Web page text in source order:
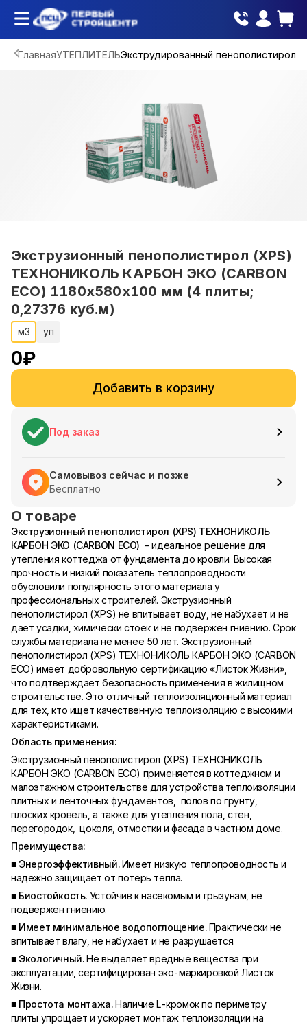
ГлавнаяУТЕПЛИТЕЛЬЭкструдированный пенополистирол
Экструзионный пенополистирол (XPS)
ТЕХНОНИКОЛЬ КАРБОН ЭКО (CARBON
ЕСО) 1180х580х100 мм (4 плиты;
0,27376 куб.м)
м3 уп
0₽
Добавить в корзину
Под заказ
Самовывоз сейчас и позже
Бесплатно
О товаре
Экструзионный пенополистирол (XPS) ТЕХНОНИКОЛЬ
КАРБОН ЭКО (CARBON ECO) – идеальное решение для
утепления коттеджа от фундамента до кровли. Высокая
прочность и низкий показатель теплопроводности
обусловили популярность этого материала у
профессиональных строителей. Экструзионный
пенополистирол (XPS) не впитывает воду, не набухает и не
дает усадки, химически стоек и не подвержен гниению. Срок
службы материала не менее 50 лет. Экструзионный
пенополистирол (XPS) ТЕХНОНИКОЛЬ КАРБОН ЭКО (CARBON
ECO) имеет добровольную сертификацию «Листок Жизни»,
что подтверждает безопасность применения в жилищном
строительстве. Это отличный теплоизоляционный материал
для тех, кто ищет качественную теплоизоляцию с высокими
характеристиками.
Область применения:
Экструзионный пенополистирол (XPS) ТЕХНОНИКОЛЬ
КАРБОН ЭКО (CARBON ECO) применяется в коттеджном и
малоэтажном строительстве для устройства теплоизоляции
плитных и ленточных фундаментов, полов по грунту,
плоских кровель, а также для утепления пола, стен,
перегородок, цоколя, отмостки и фасада в частном доме.
Преимущества:
■ Энергоэффективный.Имеет низкую теплопроводность и
надежно защищает от потерь тепла.
■ Биостойкость. Устойчив к насекомым и грызунам, не
подвержен гниению.
■ Имеет минимальное водопоглощение.Практически не
впитывает влагу, не набухает и не разрушается.
■ Экологичный.Не выделяет вредные вещества при
эксплуатации, сертифицирован эко-маркировкой Листок
Жизни.
■ Простота монтажа.Наличие L-кромок по периметру
плиты упрощает и ускоряет монтаж теплоизоляции на